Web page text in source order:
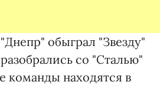
обыграл "Звезду"
со "Сталью"
команды находятся в